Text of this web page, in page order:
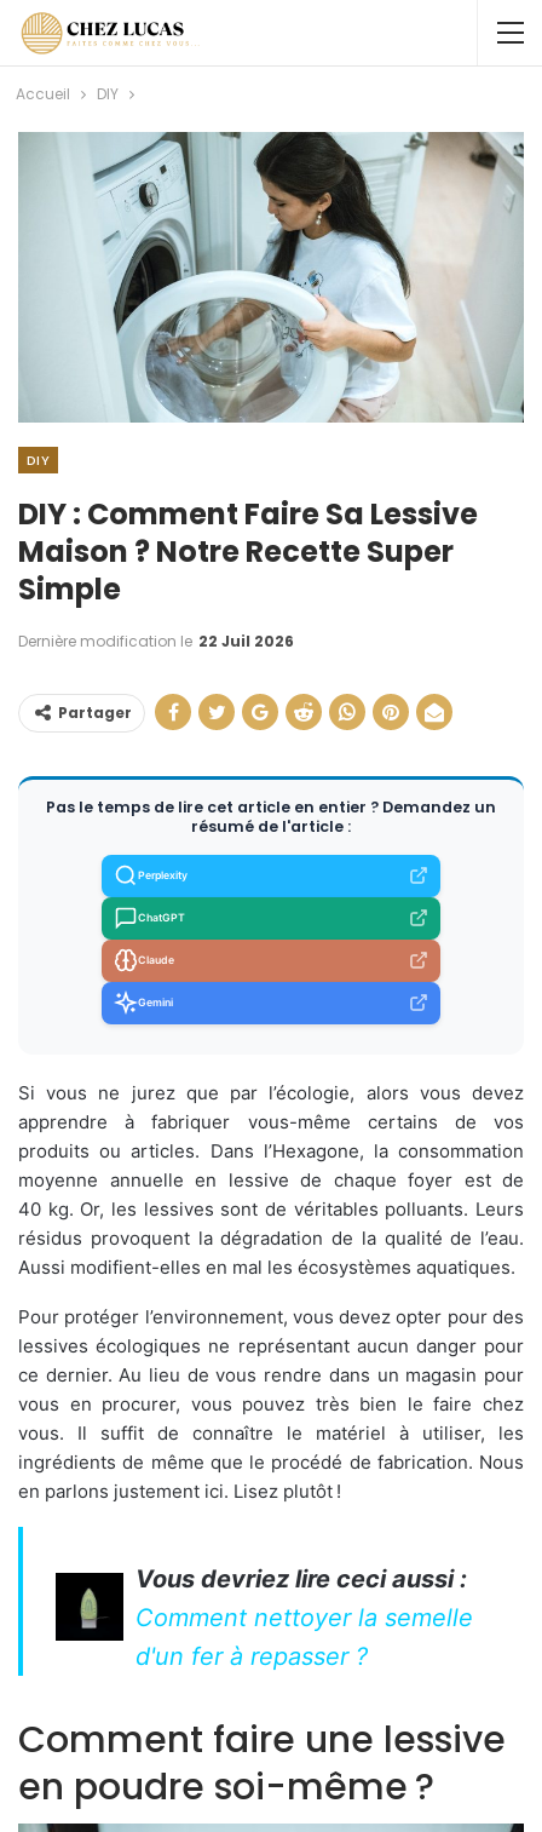
Accueil DIY
DIY
DIY : Comment Faire Sa Lessive
Maison ? Notre Recette Super
Simple
Dernière modification le 22 Juil 2026
Partager
Pas le temps de lire cet article en entier ? Demandez un
résumé de l'article :
Perplexity
ChatGPT
Claude
Gemini
Si vous ne jurez que par l’écologie, alors vous devez
apprendre à fabriquer vous-même certains de vos
produits ou articles. Dans l’Hexagone, la consommation
moyenne annuelle en lessive de chaque foyer est de
40 kg. Or, les lessives sont de véritables polluants. Leurs
résidus provoquent la dégradation de la qualité de l’eau.
Aussi modifient-elles en mal les écosystèmes aquatiques.
Pour protéger l’environnement, vous devez opter pour des
lessives écologiques ne représentant aucun danger pour
ce dernier. Au lieu de vous rendre dans un magasin pour
vous en procurer, vous pouvez très bien le faire chez
vous. Il suffit de connaître le matériel à utiliser, les
ingrédients de même que le procédé de fabrication. Nous
en parlons justement ici. Lisez plutôt !
Vous devriez lire ceci aussi :
Comment nettoyer la semelle
d'un fer à repasser ?
Comment faire une lessive
en poudre soi-même ?